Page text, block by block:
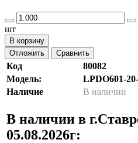
шт
В корзину
Отложить
Сравнить
Код
80082
Модель:
LPDO601-
Наличие
В наличии
В наличии в
05.08.2026г: